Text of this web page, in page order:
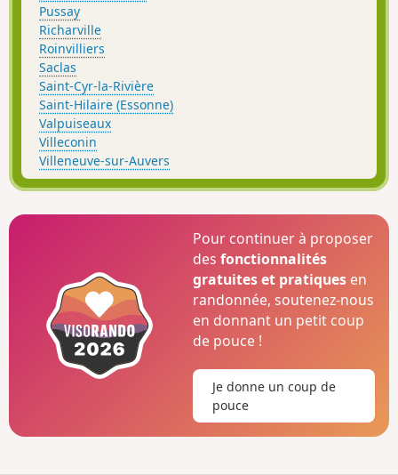
Pussay
Richarville
Roinvilliers
Saclas
Saint-Cyr-la-Rivière
Saint-Hilaire (Essonne)
Valpuiseaux
Villeconin
Villeneuve-sur-Auvers
Pour continuer à proposer
desfonctionnalités
gratuites et pratiques en
randonnée, soutenez-nous
en donnant un petit coup
de pouce !
Je donne un coup de
pouce